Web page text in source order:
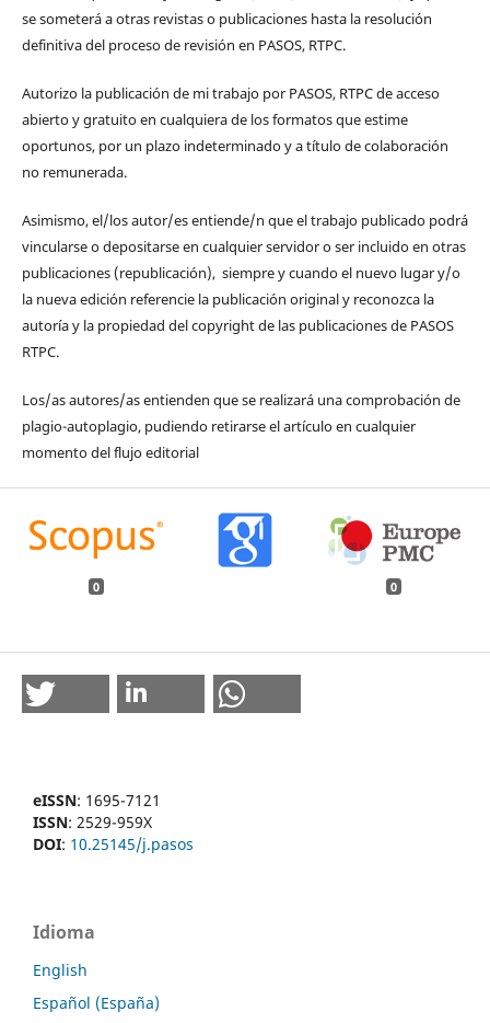
se someterá a otras revistas o publicaciones hasta la resolución
definitiva del proceso de revisión en PASOS, RTPC.
Autorizo la publicación de mi trabajo por PASOS, RTPC de acceso
abierto y gratuito en cualquiera de los formatos que estime
oportunos, por un plazo indeterminado y a título de colaboración
no remunerada.
Asimismo, el/los autor/es entiende/n que el trabajo publicado podrá
vincularse o depositarse en cualquier servidor o ser incluido en otras
publicaciones (republicación), siempre y cuando el nuevo lugar y/o
la nueva edición referencie la publicación original y reconozca la
autoría y la propiedad del copyright de las publicaciones de PASOS
RTPC.
Los/as autores/as entienden que se realizará una comprobación de
plagio-autoplagio, pudiendo retirarse el artículo en cualquier
momento del flujo editorial
0 0
eISSN: 1695-7121
ISSN: 2529-959X
DOI: 10.25145/j.pasos
Idioma
English
Español (España)